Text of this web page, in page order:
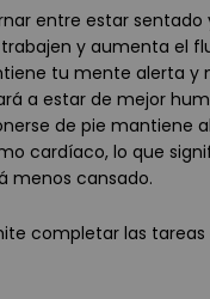
entre estar
y aumenta el
tu mente alerta y
a estar de mejor
de pie mantiene
cardíaco, lo que
menos cansado.
completar las